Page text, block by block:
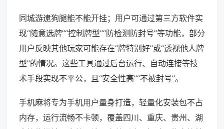
同城游逮狗腿能不能开挂；用户可通过第三方软件实
现“随意选牌”“控制牌型”“防检测防封号”等功能，部分
用户反映其他玩家可能存在“牌特别好”或“透视他人牌
型”的情况。这些工具通过后台运行、自动连接等技
术手段实现不平公，且“安全性高”“不被封号”。
手机麻将专为手机用户量身打造，轻量化安装包不占
内存，运行流畅不卡顿，覆盖四川、重庆、贵州、湖